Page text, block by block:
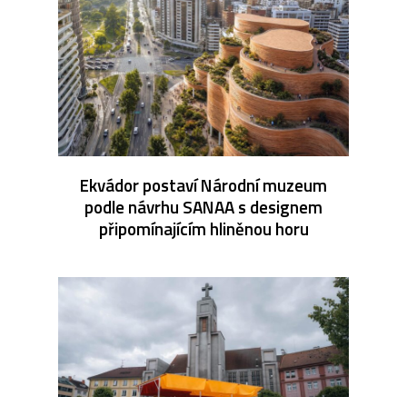
Ekvádor postaví Národní muzeum
podle návrhu SANAA s designem
připomínajícím hliněnou horu